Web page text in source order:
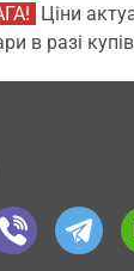
Ціни
в разі